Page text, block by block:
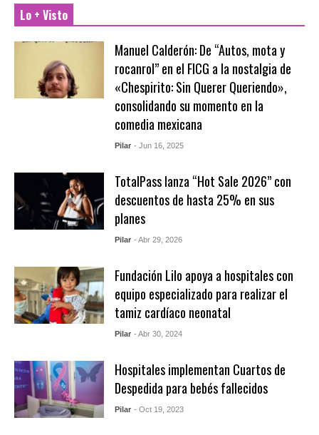
Lo + Visto
Manuel Calderón: De “Autos, mota y
rocanrol” en el FICG a la nostalgia de
«Chespirito: Sin Querer Queriendo»,
consolidando su momento en la
comedia mexicana
Pilar - Jun 16, 2025
TotalPass lanza “Hot Sale 2026” con
descuentos de hasta 25% en sus
planes
Pilar - Abr 29, 2026
Fundación Lilo apoya a hospitales con
equipo especializado para realizar el
tamiz cardíaco neonatal
Pilar - Abr 30, 2024
Hospitales implementan Cuartos de
Despedida para bebés fallecidos
Pilar - Oct 19, 2023